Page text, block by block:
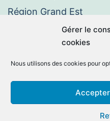
Gérer le
cookies
Nous utilisons des cookies pour
Région Grand Est
Paiement en ligne
Mentions légales